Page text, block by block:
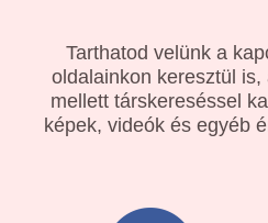
Tarthatod velünk a
oldalainkon keresztül
mellett társkereséssel
képek, videók és egyéb